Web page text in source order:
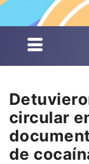
circular
de